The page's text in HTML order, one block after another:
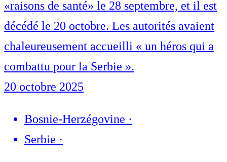
«raisons de santé» le 28 septembre, et il est
décédé le 20 octobre. Les autorités avaient
chaleureusement accueilli « un héros qui a
combattu pour la Serbie ».
20 octobre 2025
Bosnie-Herzégovine ·
Serbie ·